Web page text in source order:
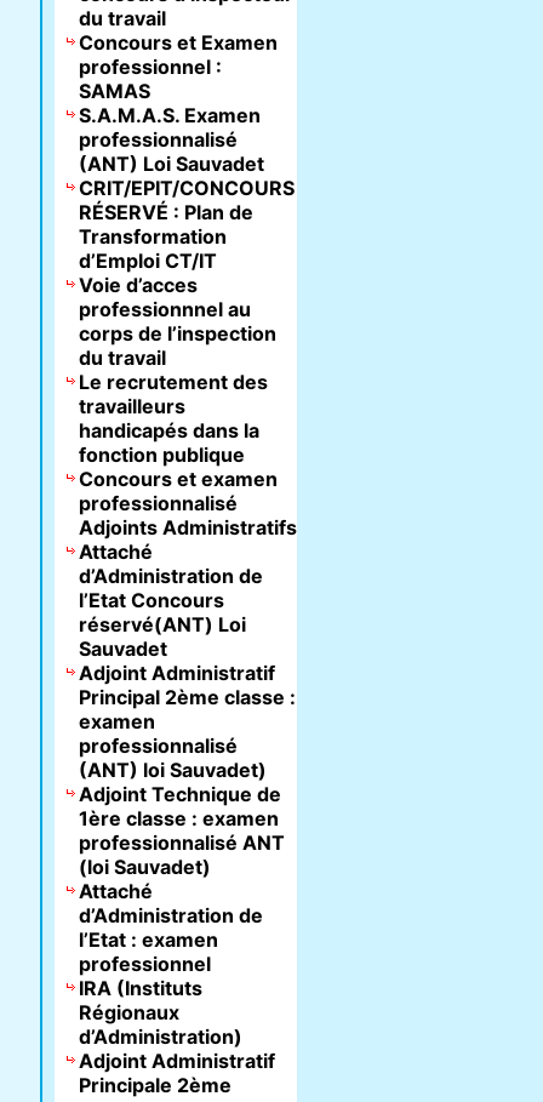
du travail
Concours et Examen
professionnel :
SAMAS
S.A.M.A.S. Examen
professionnalisé
(ANT) Loi Sauvadet
CRIT/EPIT/CONCOURS
RÉSERVÉ : Plan de
Transformation
d’Emploi CT/IT
Voie d’acces
professionnnel au
corps de l’inspection
du travail
Le recrutement des
travailleurs
handicapés dans la
fonction publique
Concours et examen
professionnalisé
Adjoints Administratifs
Attaché
d’Administration de
l’Etat Concours
réservé(ANT) Loi
Sauvadet
Adjoint Administratif
Principal 2ème classe :
examen
professionnalisé
(ANT) loi Sauvadet)
Adjoint Technique de
1ère classe : examen
professionnalisé ANT
(loi Sauvadet)
Attaché
d’Administration de
l’Etat : examen
professionnel
IRA (Instituts
Régionaux
d’Administration)
Adjoint Administratif
Principale 2ème